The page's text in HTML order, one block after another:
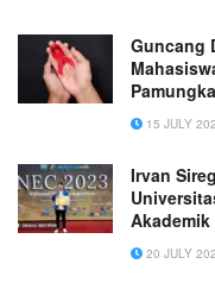
Guncang
15 JULY
Irvan
Mengikuti
20 JULY